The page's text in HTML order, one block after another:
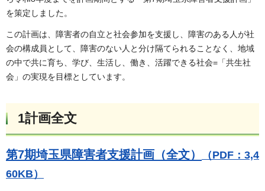
を策定しました。
この計画は、障害者の自立と社会参加を支援し、障害のある人が社
会の構成員として、障害のない人と分け隔てられることなく、地域
の中で共に育ち、学び、生活し、働き、活躍できる社会=「共生社
会」の実現を目標としています。
1計画全文
第7期埼玉県障害者支援計画（全文）
（PDF：3,4
60KB）